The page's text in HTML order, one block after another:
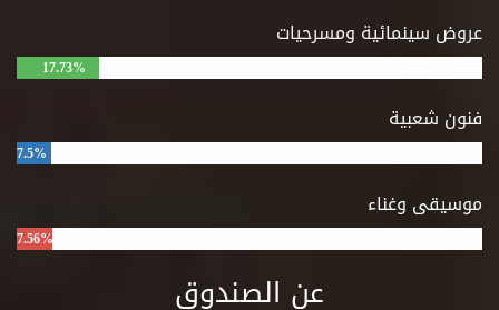
عروض سينمائية ومسرحيات
17.73%
فنون شعبية
7.5%
موسيقى وغناء
7.56%
عن الصندوق